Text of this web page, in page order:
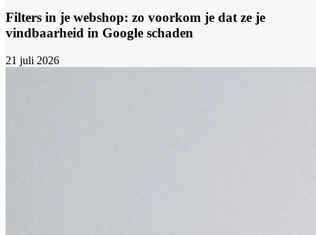
Filters in je webshop: zo voorkom je dat ze je
vindbaarheid in Google schaden
21 juli 2026